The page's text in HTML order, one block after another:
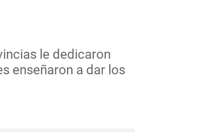
le dedicaron
enseñaron a dar los